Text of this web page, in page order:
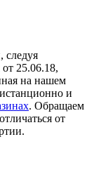
следуя
25.06.18,
на нашем
и
. Обращаем
от